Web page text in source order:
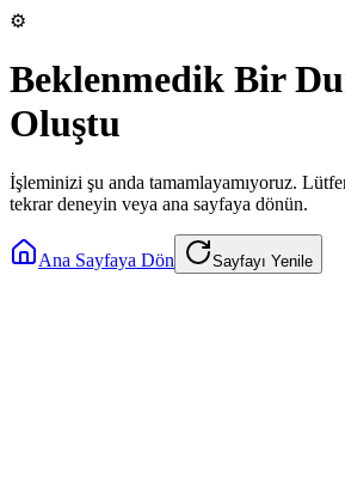
⚙️
Beklenmedik Bir
Oluştu
İşleminizi şu anda tamamlayamıyoruz.
tekrar deneyin veya ana sayfaya dönün.
Ana Sayfaya Dön Sayfayı Yenile